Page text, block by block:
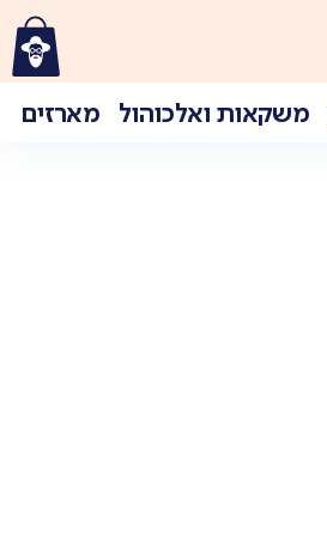
משקאות ואלכוהול מארזים